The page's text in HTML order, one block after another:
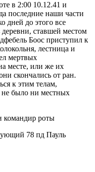
в 2:00 10.12.41 и
последние наши части
дней до этого все
ставшей местом
Боос приступил к
лестница и
мертвых
месте, или же их
скончались от ран.
к этим телам,
не было ни местных
командир роты
78 пд Пауль